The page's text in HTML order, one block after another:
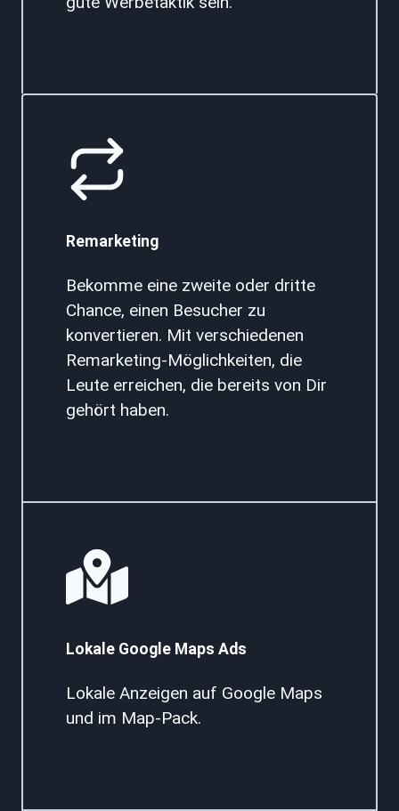
Remarketing
Bekomme eine zweite oder dritte
Chance, einen Besucher zu
konvertieren. Mit verschiedenen
Remarketing-Möglichkeiten, die
Leute erreichen, die bereits von Dir
gehört haben.
Lokale Google Maps Ads
Lokale Anzeigen auf Google Maps
und im Map-Pack.